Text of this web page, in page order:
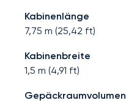
Kabinenlänge
7,75 m (25,42 ft)
Kabinenbreite
1,5 m (4,91 ft)
Gepäckraumvolumen